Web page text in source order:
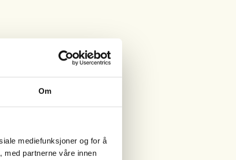
Om
mediefunksjoner og for å
med partnerne våre innen